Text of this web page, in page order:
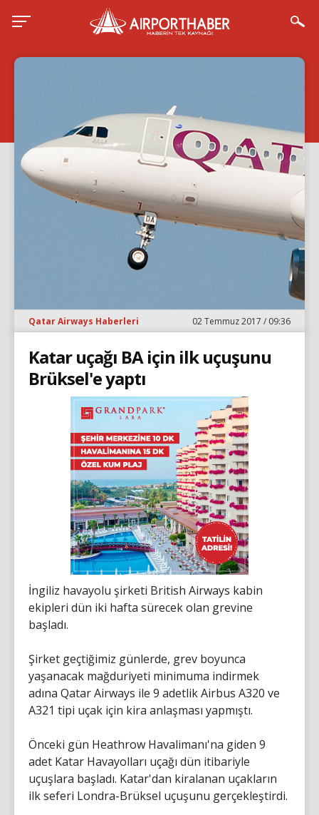
Qatar Airways Haberleri 02 Temmuz 2017 / 09:36
Katar uçağı BA için ilk uçuşunu
Brüksel'e yaptı
İngiliz havayolu şirketi British Airways kabin
ekipleri dün iki hafta sürecek olan grevine
başladı.
Şirket geçtiğimiz günlerde, grev boyunca
yaşanacak mağduriyeti minimuma indirmek
adına Qatar Airways ile 9 adetlik Airbus A320 ve
A321 tipi uçak için kira anlaşması yapmıştı.
Önceki gün Heathrow Havalimanı'na giden 9
adet Katar Havayolları uçağı dün itibariyle
uçuşlara başladı. Katar'dan kiralanan uçakların
ilk seferi Londra-Brüksel uçuşunu gerçekleştirdi.